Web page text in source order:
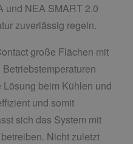
und NEA SMART 2.0
zuverlässig regeln.
große Flächen mit
beim Kühlen und
und somit
sich das System mit
Nicht zuletzt